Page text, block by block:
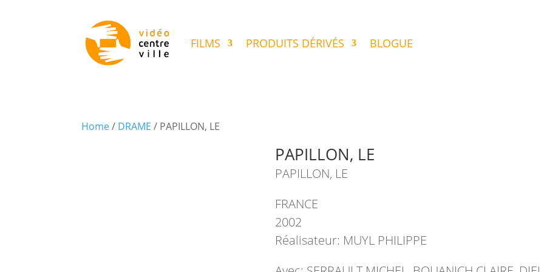
FILMS PRODUITS DÉRIVÉS BLOGUE
Home/ DRAME / PAPILLON, LE
PAPILLON, LE
PAPILLON, LE
FRANCE
2002
Réalisateur: MUYL PHILIPPE